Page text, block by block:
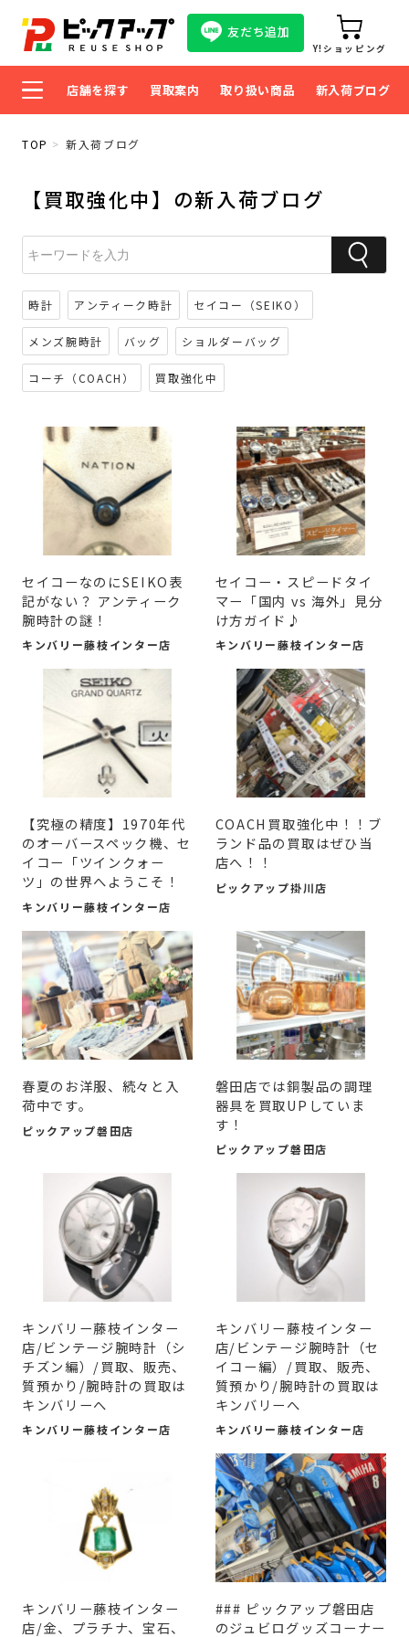
友だち追加
Y!ショッピング
店舗を探す 買取案内 取り扱い商品 新入荷ブログ
TOP 新入荷ブログ
【買取強化中】の新入荷ブログ
時計 アンティーク時計 セイコー（SEIKO）
メンズ腕時計 バッグ ショルダーバッグ
コーチ（COACH） 買取強化中
セイコーなのにSEIKO表
記がない？ アンティーク
腕時計の謎！
キンバリー藤枝インター店
セイコー・スピードタイ
マー「国内 vs 海外」見分
け方ガイド♪
キンバリー藤枝インター店
【究極の精度】1970年代
のオーバースペック機、セ
イコー「ツインクォー
ツ」の世界へようこそ！
キンバリー藤枝インター店
COACH買取強化中！！ブ
ランド品の買取はぜひ当
店へ！！
ピックアップ掛川店
春夏のお洋服、続々と入
荷中です。
ピックアップ磐田店
磐田店では銅製品の調理
器具を買取UPしていま
す！
ピックアップ磐田店
キンバリー藤枝インター
店/ビンテージ腕時計（シ
チズン編）/買取、販売、
質預かり/腕時計の買取は
キンバリーへ
キンバリー藤枝インター店
キンバリー藤枝インター
店/ビンテージ腕時計（セ
イコー編）/買取、販売、
質預かり/腕時計の買取は
キンバリーへ
キンバリー藤枝インター店
キンバリー藤枝インター
店/金、プラチナ、宝石、
### ピックアップ磐田店
のジュビログッズコーナー